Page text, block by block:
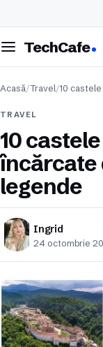
meniul
TechCafe
Acasă/Travel/10
TRAVEL
10
încărcate
legende
Ingrid
24 octombrie